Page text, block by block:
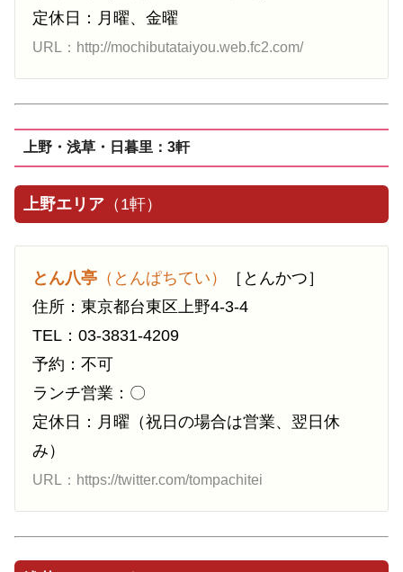
定休日：月曜、金曜
URL：http://mochibutataiyou.web.fc2.com/
上野・浅草・日暮里：3軒
上野エリア （1軒）
とん八亭 （とんぱちてい）
［とんかつ］
住所：東京都台東区上野4-3-4
TEL：03-3831-4209
予約：不可
ランチ営業：〇
定休日：月曜（祝日の場合は営業、翌日休
み）
URL：https://twitter.com/tompachitei